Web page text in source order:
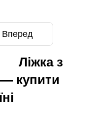
Вперед
з
купити